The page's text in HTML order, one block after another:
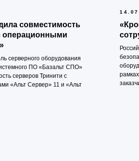
совместимость
операционными
серверного оборудования
ПО «Базальт СПО»
серверов Тринити с
«Альт Сервер» 11 и «Альт